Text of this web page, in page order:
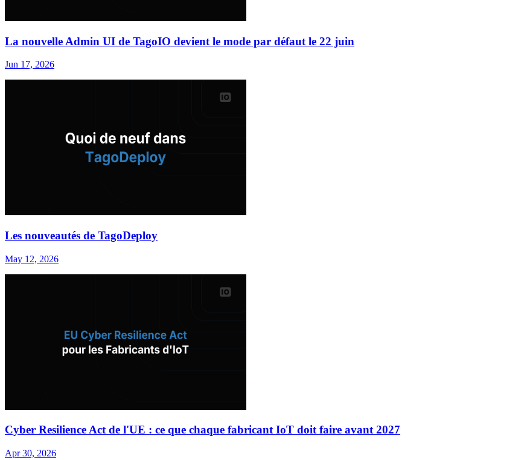
La nouvelle Admin UI de TagoIO devient le mode par défaut le 22 juin
Jun 17, 2026
Les nouveautés de TagoDeploy
May 12, 2026
Cyber Resilience Act de l'UE : ce que chaque fabricant IoT doit faire avant 2027
Apr 30, 2026